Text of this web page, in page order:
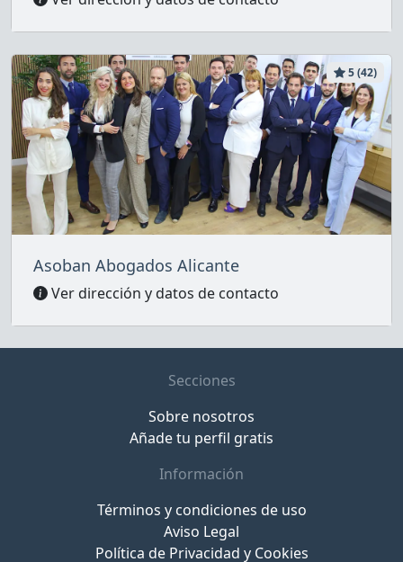
5 (42)
Asoban Abogados Alicante
Ver dirección y datos de contacto
Secciones
Sobre nosotros
Añade tu perfil gratis
Información
Términos y condiciones de uso
Aviso Legal
Política de Privacidad y Cookies